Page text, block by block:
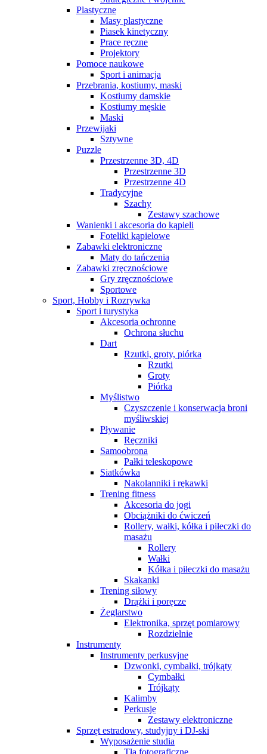
Plastyczne
Masy plastyczne
Piasek kinetyczny
Prace ręczne
Projektory
Pomoce naukowe
Sport i animacja
Przebrania, kostiumy, maski
Kostiumy damskie
Kostiumy męskie
Maski
Przewijaki
Sztywne
Puzzle
Przestrzenne 3D, 4D
Przestrzenne 3D
Przestrzenne 4D
Tradycyjne
Szachy
Zestawy szachowe
Wanienki i akcesoria do kąpieli
Foteliki kąpielowe
Zabawki elektroniczne
Maty do tańczenia
Zabawki zręcznościowe
Gry zręcznościowe
Sportowe
Sport, Hobby i Rozrywka
Sport i turystyka
Akcesoria ochronne
Ochrona słuchu
Dart
Rzutki, groty, piórka
Rzutki
Groty
Piórka
Myślistwo
Czyszczenie i konserwacja broni
myśliwskiej
Pływanie
Ręczniki
Samoobrona
Pałki teleskopowe
Siatkówka
Nakolanniki i rękawki
Trening fitness
Akcesoria do jogi
Obciążniki do ćwiczeń
Rollery, wałki, kółka i piłeczki do
masażu
Rollery
Wałki
Kółka i piłeczki do masażu
Skakanki
Trening siłowy
Drążki i poręcze
Żeglarstwo
Elektronika, sprzęt pomiarowy
Rozdzielnie
Instrumenty
Instrumenty perkusyjne
Dzwonki, cymbałki, trójkąty
Cymbałki
Trójkąty
Kalimby
Perkusje
Zestawy elektroniczne
Sprzęt estradowy, studyjny i DJ-ski
Wyposażenie studia
Tła fotograficzne